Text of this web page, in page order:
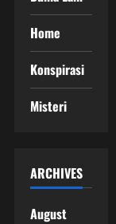
Home
Konspirasi
Misteri
ARCHIVES
August